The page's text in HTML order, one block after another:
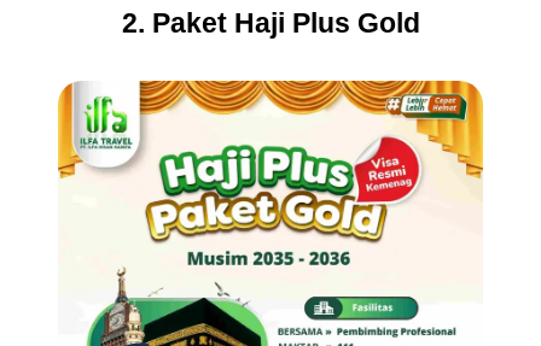
2. Paket Haji Plus Gold